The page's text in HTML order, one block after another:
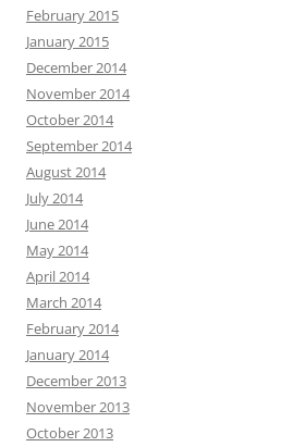
February 2015
January 2015
December 2014
November 2014
October 2014
September 2014
August 2014
July 2014
June 2014
May 2014
April 2014
March 2014
February 2014
January 2014
December 2013
November 2013
October 2013